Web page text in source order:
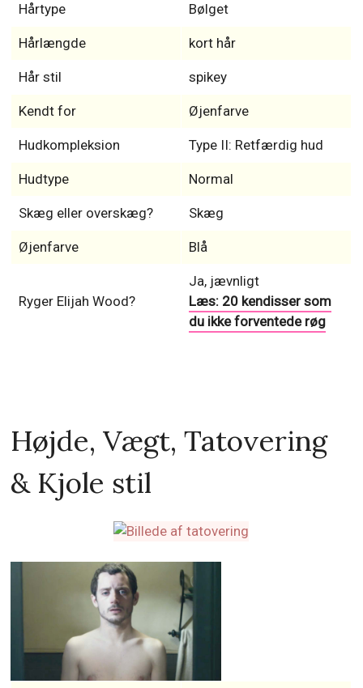
Hårtype Bølget
Hårlængde kort hår
Hår stil spikey
Kendt for Øjenfarve
Hudkompleksion Type II: Retfærdig hud
Hudtype Normal
Skæg eller overskæg? Skæg
Øjenfarve Blå
Ryger Elijah Wood?
Ja, jævnligt
Læs: 20 kendisser som
du ikke forventede røg
Højde, Vægt, Tatovering
& Kjole stil